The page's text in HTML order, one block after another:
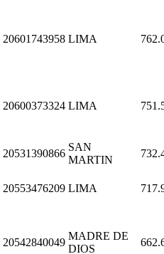
20601743958 LIMA
20600373324 LIMA
20531390866
SAN
MARTIN
20553476209 LIMA
20542840049
MADRE DE
DIOS